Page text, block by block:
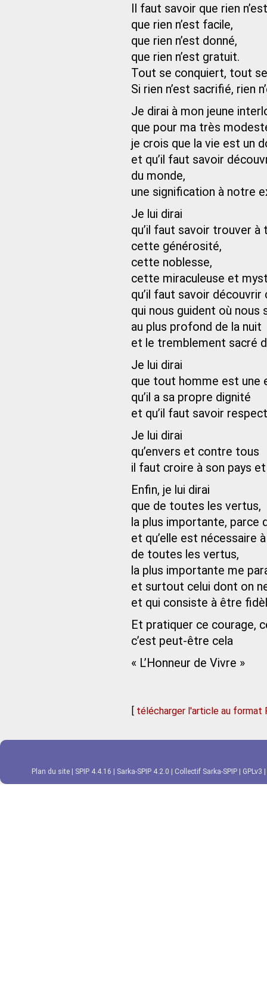
Il faut savoir que rien
que rien n’est facile,
que rien n’est donné,
que rien n’est gratuit.
Tout se conquiert, tout
Si rien n’est sacrifié, rien
Je dirai à mon jeune
que pour ma très
je crois que la vie est un
et qu’il faut savoir
du monde,
une signification à notre
Je lui dirai
qu’il faut savoir trouver
cette générosité,
cette noblesse,
cette miraculeuse et
qu’il faut savoir découvrir
qui nous guident où nous
au plus profond de la nuit
et le tremblement sacré
Je lui dirai
que tout homme est une
qu’il a sa propre dignité
et qu’il faut savoir
Je lui dirai
qu’envers et contre tous
il faut croire à son pays
Enfin, je lui dirai
que de toutes les vertus,
la plus importante, parce
et qu’elle est nécessaire
de toutes les vertus,
la plus importante me
et surtout celui dont on
et qui consiste à être
Et pratiquer ce courage,
c’est peut-être cela
« L’Honneur de Vivre »
[ télécharger l'article au format
Plan du site SPIP 4.4.16 Sarka-SPIP 4.2.0 Collectif Sarka-SPIP GPLv3